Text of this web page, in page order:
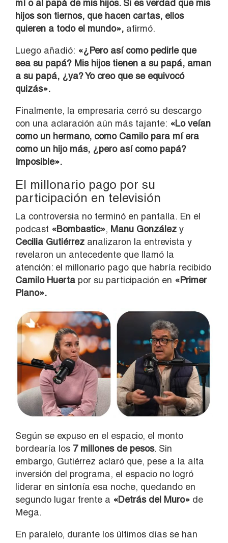
mí o al papá de mis hijos. Si es verdad que mis
hijos son tiernos, que hacen cartas, ellos
quieren a todo el mundo», afirmó.
Luego añadió: «¿Pero así como pedirle que
sea su papá? Mis hijos tienen a su papá, aman
a su papá, ¿ya? Yo creo que se equivocó
quizás».
Finalmente, la empresaria cerró su descargo
con una aclaración aún más tajante: «Lo veían
como un hermano, como Camilo para mí era
como un hijo más, ¿pero así como papá?
Imposible».
El millonario pago por su
participación en televisión
La controversia no terminó en pantalla. En el
podcast «Bombastic», Manu González y
Cecilia Gutiérrez analizaron la entrevista y
revelaron un antecedente que llamó la
atención: el millonario pago que habría recibido
Camilo Huerta por su participación en «Primer
Plano».
Según se expuso en el espacio, el monto
bordearía los 7 millones de pesos. Sin
embargo, Gutiérrez aclaró que, pese a la alta
inversión del programa, el espacio no logró
liderar en sintonía esa noche, quedando en
segundo lugar frente a «Detrás del Muro» de
Mega.
En paralelo, durante los últimos días se han